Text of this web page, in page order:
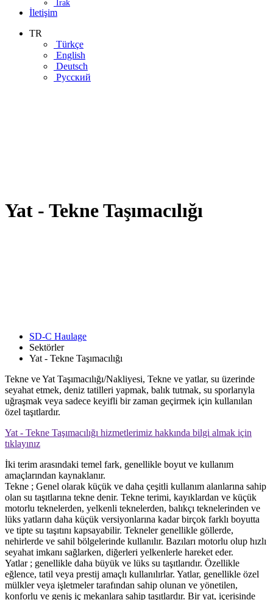
Irak
İletişim
TR
Türkçe
English
Deutsch
Русский
Yat - Tekne Taşımacılığı
SD-C Haulage
Sektörler
Yat - Tekne Taşımacılığı
Tekne ve Yat Taşımacılığı/Nakliyesi, Tekne ve yatlar, su üzerinde
seyahat etmek, deniz tatilleri yapmak, balık tutmak, su sporlarıyla
uğraşmak veya sadece keyifli bir zaman geçirmek için kullanılan
özel taşıtlardır.
Yat - Tekne Taşımacılığı hizmetlerimiz hakkında bilgi almak için
tıklayınız
İki terim arasındaki temel fark, genellikle boyut ve kullanım
amaçlarından kaynaklanır.
Tekne ; Genel olarak küçük ve daha çeşitli kullanım alanlarına sahip
olan su taşıtlarına tekne denir. Tekne terimi, kayıklardan ve küçük
motorlu teknelerden, yelkenli teknelerden, balıkçı teknelerinden ve
lüks yatların daha küçük versiyonlarına kadar birçok farklı boyutta
ve tipte su taşıtını kapsayabilir. Tekneler genellikle göllerde,
nehirlerde ve sahil bölgelerinde kullanılır. Bazıları motorlu olup hızlı
seyahat imkanı sağlarken, diğerleri yelkenlerle hareket eder.
Yatlar ; genellikle daha büyük ve lüks su taşıtlarıdır. Özellikle
eğlence, tatil veya prestij amaçlı kullanılırlar. Yatlar, genellikle özel
mülkler veya işletmeler tarafından sahip olunan ve yönetilen,
konforlu ve geniş iç mekanlara sahip taşıtlardır. Bir yat, içerisinde